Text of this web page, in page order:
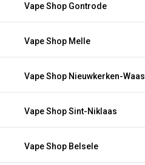
Vape Shop Gontrode
Vape Shop Melle
Vape Shop Nieuwkerken-Waas
Vape Shop Sint-Niklaas
Vape Shop Belsele